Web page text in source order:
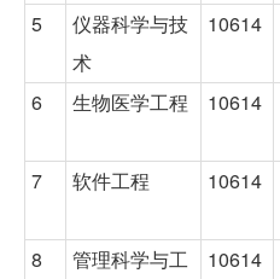
5
仪器科学与技
术
10614
6 生物医学工程 10614
7 软件工程 10614
8
管理科学与工
10614